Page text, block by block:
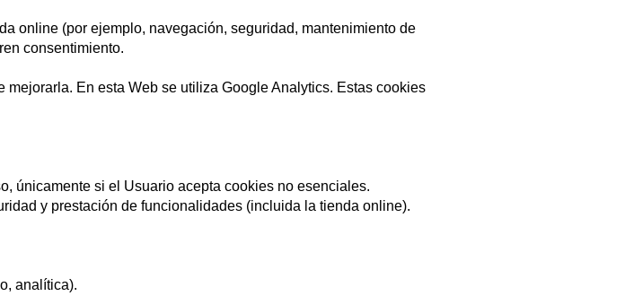
online (por ejemplo, navegación, seguridad, mantenimiento de
consentimiento.
En esta Web se utiliza Google Analytics. Estas cookies
únicamente si el Usuario acepta cookies no esenciales.
y prestación de funcionalidades (incluida la tienda online).
analítica).